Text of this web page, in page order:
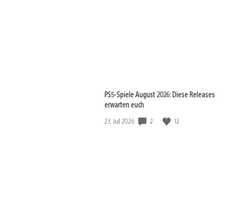
PS5-Spiele August 2026: Diese Releases
erwarten euch
Veröffentlichungsdatum:
23. Jul 2026 2 12